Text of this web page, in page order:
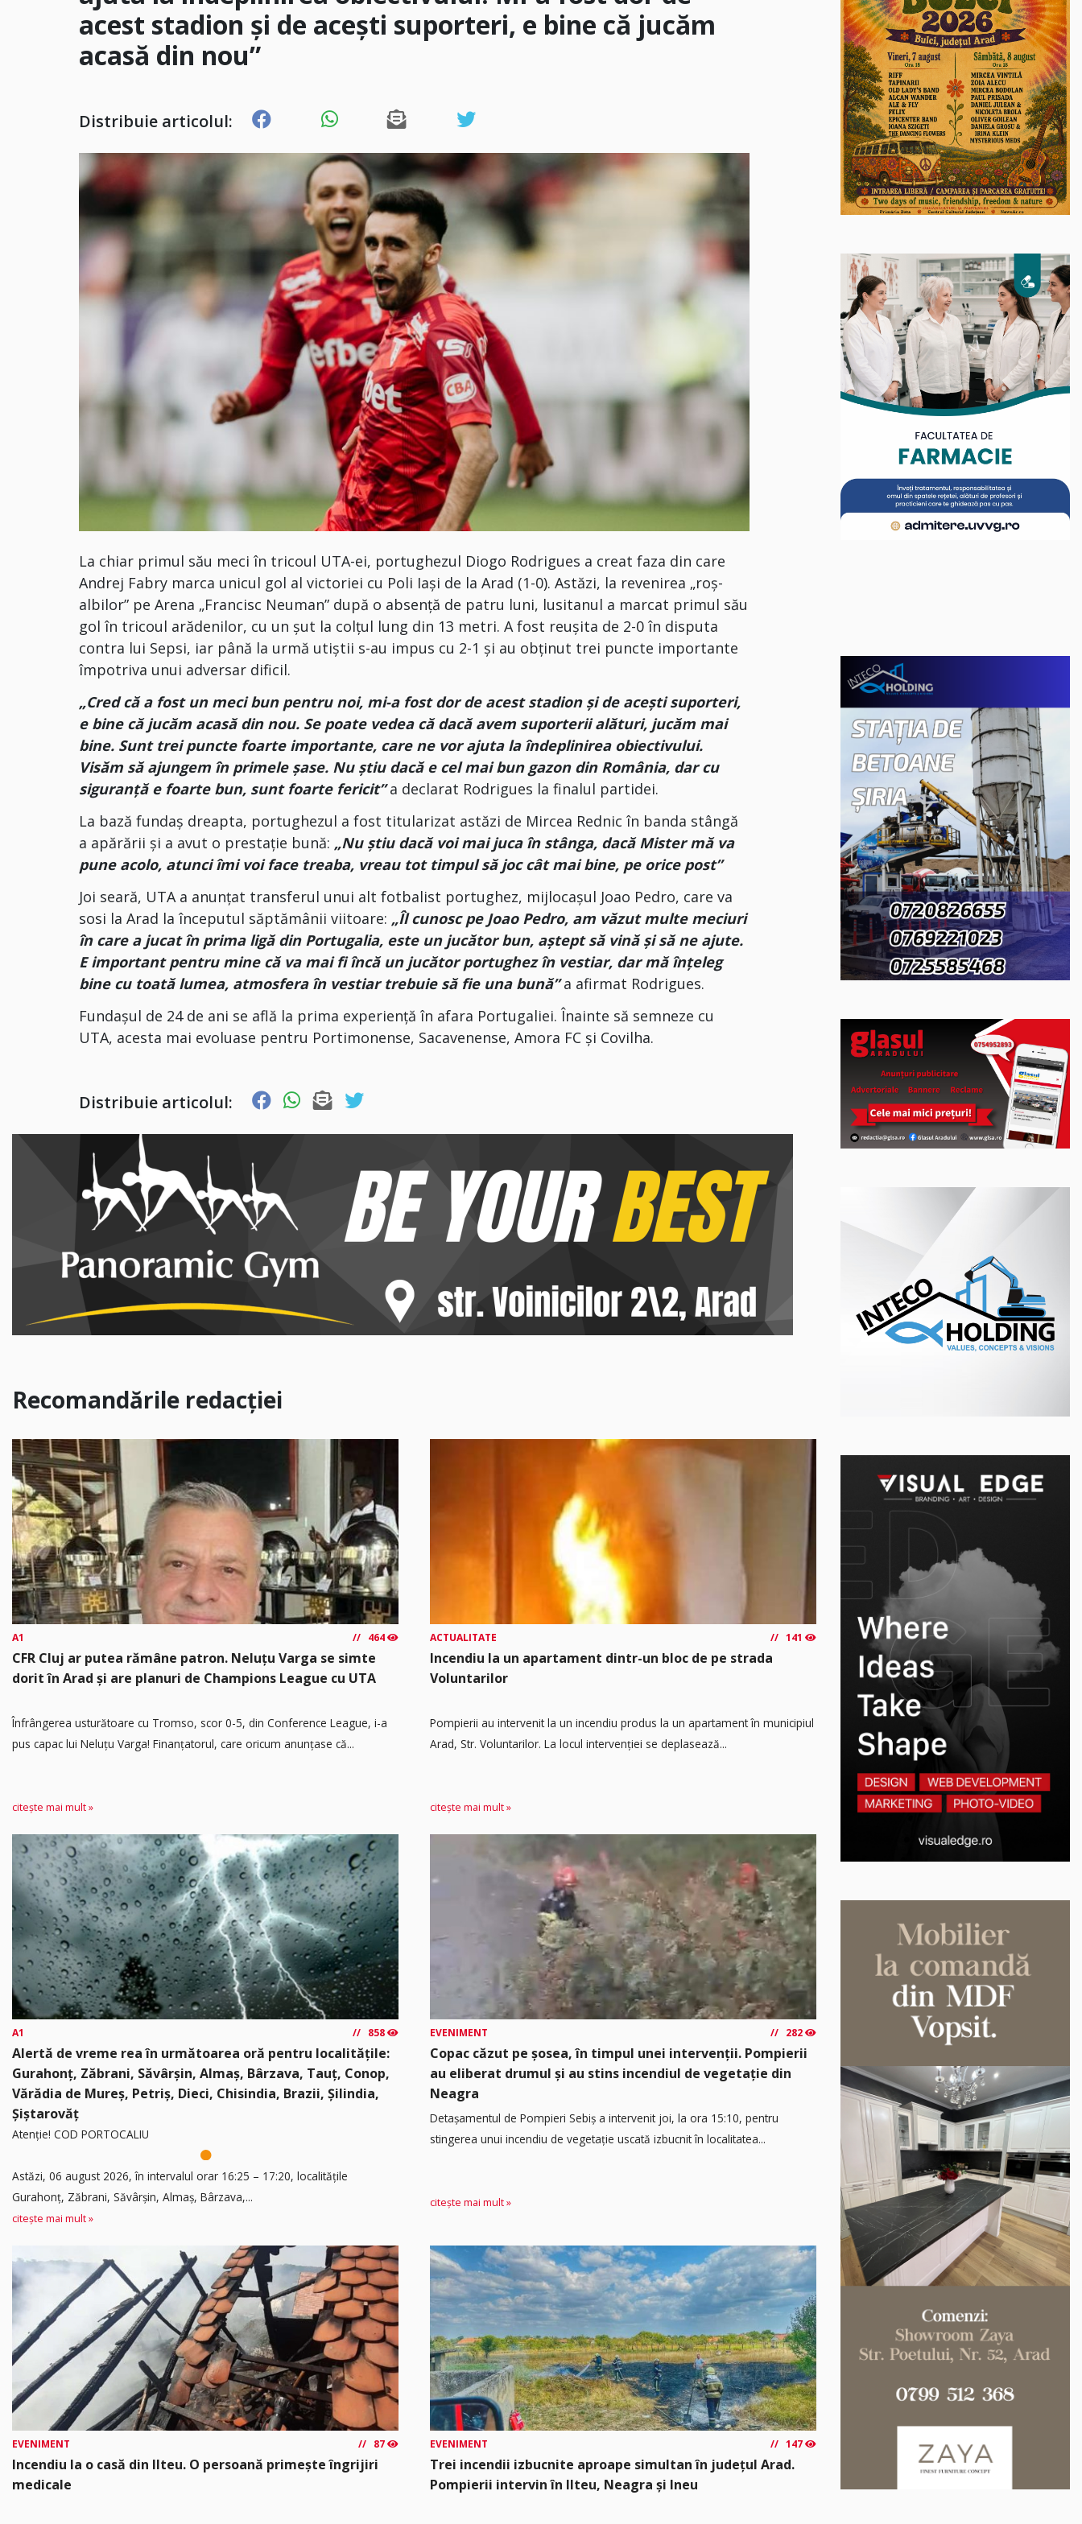
acest stadion și de acești suporteri, e bine că jucăm
acasă din nou”
Distribuie articolul:
La chiar primul său meci în tricoul UTA-ei, portughezul Diogo Rodrigues a creat faza din care
Andrej Fabry marca unicul gol al victoriei cu Poli Iași de la Arad (1-0). Astăzi, la revenirea „roș-
albilor” pe Arena „Francisc Neuman” după o absență de patru luni, lusitanul a marcat primul său
gol în tricoul arădenilor, cu un șut la colțul lung din 13 metri. A fost reușita de 2-0 în disputa
contra lui Sepsi, iar până la urmă utiștii s-au impus cu 2-1 și au obținut trei puncte importante
împotriva unui adversar dificil.
„Cred că a fost un meci bun pentru noi, mi-a fost dor de acest stadion și de acești suporteri,
e bine că jucăm acasă din nou. Se poate vedea că dacă avem suporterii alături, jucăm mai
bine. Sunt trei puncte foarte importante, care ne vor ajuta la îndeplinirea obiectivului.
Visăm să ajungem în primele şase. Nu știu dacă e cel mai bun gazon din România, dar cu
siguranță e foarte bun, sunt foarte fericit” a declarat Rodrigues la finalul partidei.
La bază fundaș dreapta, portughezul a fost titularizat astăzi de Mircea Rednic în banda stângă
a apărării și a avut o prestație bună: „Nu știu dacă voi mai juca în stânga, dacă Mister mă va
pune acolo, atunci îmi voi face treaba, vreau tot timpul să joc cât mai bine, pe orice post”
Joi seară, UTA a anunțat transferul unui alt fotbalist portughez, mijlocașul Joao Pedro, care va
sosi la Arad la începutul săptămânii viitoare: „Îl cunosc pe Joao Pedro, am văzut multe meciuri
în care a jucat în prima ligă din Portugalia, este un jucător bun, aștept să vină și să ne ajute.
E important pentru mine că va mai fi încă un jucător portughez în vestiar, dar mă înțeleg
bine cu toată lumea, atmosfera în vestiar trebuie să fie una bună”a afirmat Rodrigues.
Fundașul de 24 de ani se află la prima experiență în afara Portugaliei. Înainte să semneze cu
UTA, acesta mai evoluase pentru Portimonense, Sacavenense, Amora FC și Covilha.
Distribuie articolul:
Recomandările redacției
A1 464
CFR Cluj ar putea rămâne patron. Neluțu Varga se simte
dorit în Arad și are planuri de Champions League cu UTA
Înfrângerea usturătoare cu Tromso, scor 0-5, din Conference League, i-a
pus capac lui Neluțu Varga! Finanțatorul, care oricum anunțase că...
citește mai mult »
ACTUALITATE 141
Incendiu la un apartament dintr-un bloc de pe strada
Voluntarilor
Pompierii au intervenit la un incendiu produs la un apartament în municipiul
Arad, Str. Voluntarilor. La locul intervenției se deplasează...
citește mai mult »
A1 858
Alertă de vreme rea în următoarea oră pentru localitățile:
Gurahonț, Zăbrani, Săvârșin, Almaș, Bârzava, Tauț, Conop,
Vărădia de Mureș, Petriș, Dieci, Chisindia, Brazii, Șilindia,
Șiștarovăț
Atenție! COD PORTOCALIU
Astăzi, 06 august 2026, în intervalul orar 16:25 – 17:20, localitățile
Gurahonț, Zăbrani, Săvârșin, Almaș, Bârzava,...
citește mai mult »
EVENIMENT 282
Copac căzut pe șosea, în timpul unei intervenții. Pompierii
au eliberat drumul și au stins incendiul de vegetație din
Neagra
Detașamentul de Pompieri Sebiș a intervenit joi, la ora 15:10, pentru
stingerea unui incendiu de vegetație uscată izbucnit în localitatea...
citește mai mult »
EVENIMENT 87
Incendiu la o casă din Ilteu. O persoană primește îngrijiri
medicale
EVENIMENT 147
Trei incendii izbucnite aproape simultan în județul Arad.
Pompierii intervin în Ilteu, Neagra și Ineu